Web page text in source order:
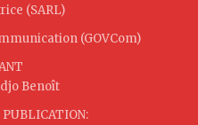
(SARL)
(GOVCom)
Benoît